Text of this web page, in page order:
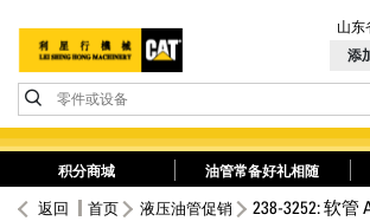
添
零件或设备
山东
积分商城 油管常备好礼相随
返回 首页 液压油管促销 238-3252: 软管